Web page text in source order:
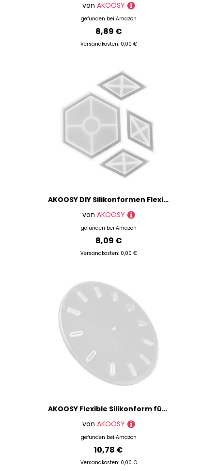
von AKOOSY
gefunden bei Amazon
8,89 €
Versandkosten: 0,00 €
AKOOSY DIY Silikonformen Flexibel Transparent Langlebig für Epoxidharz Kristall Aufbewahrungsbox Herstellung Kreative Bastelideen
von AKOOSY
gefunden bei Amazon
8,09 €
Versandkosten: 0,00 €
AKOOSY Flexible Silikonform für Uhr DIY Basteln Gießform Runde Uhr Silikonform Widerstandsfähig Reißfest Waschbar Wanddekoration Geschenk für Handwerksfreunde
von AKOOSY
gefunden bei Amazon
10,78 €
Versandkosten: 0,00 €